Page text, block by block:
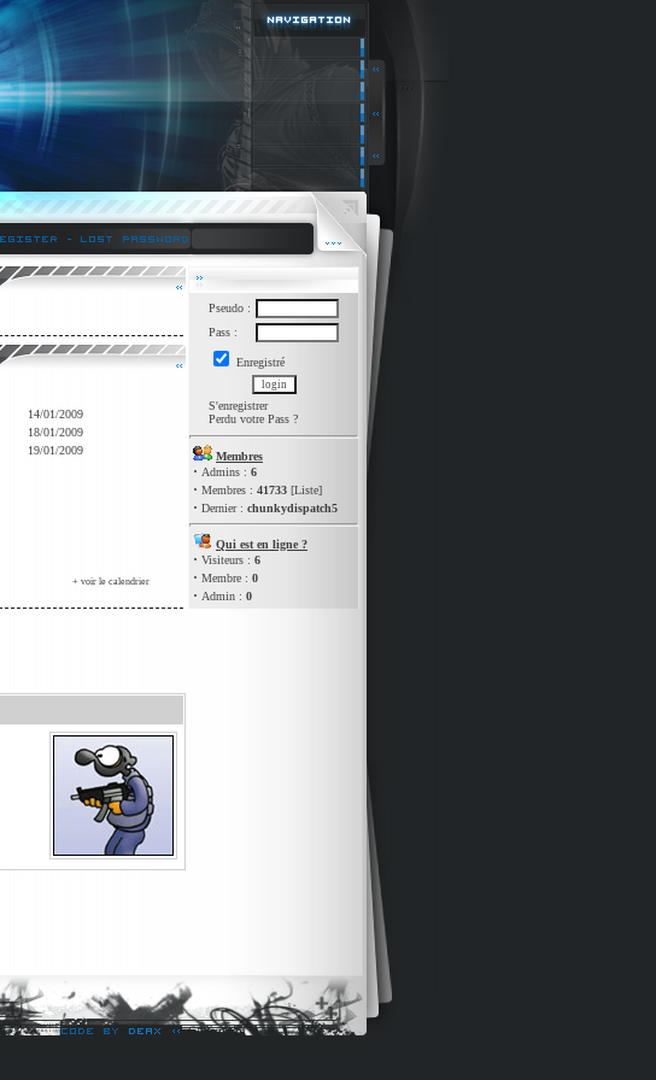
14/01/2009
18/01/2009
19/01/2009
+ voir le calendrier
Pseudo :
Pass :
Enregistré
S'enregistrer
Perdu votre Pass ?
Membres
· Admins : 6
· Membres : 41733 [Liste]
· Dernier : chunkydispatch5
Qui est en ligne ?
· Visiteurs : 6
· Membre : 0
· Admin : 0